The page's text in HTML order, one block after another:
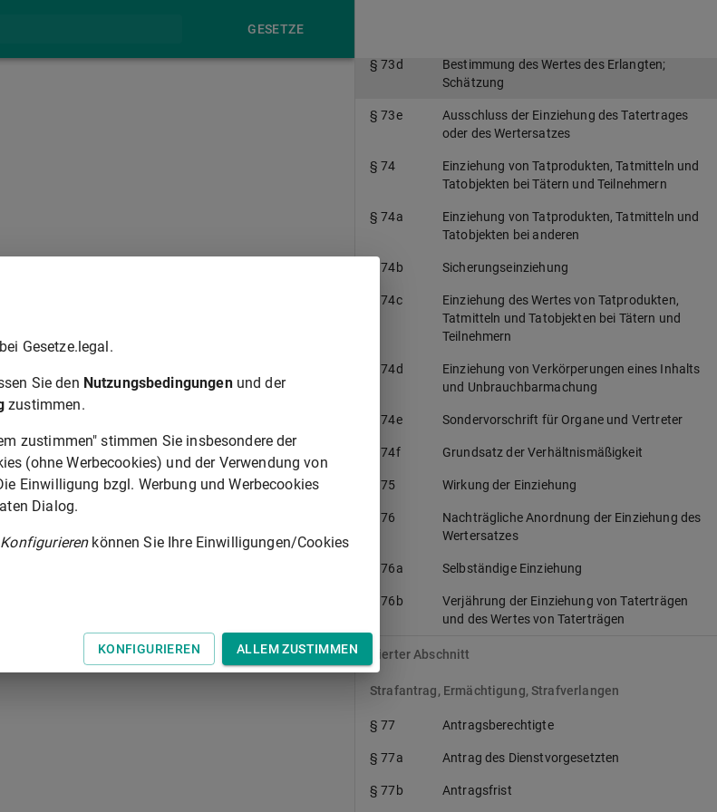
GESETZE
Täters, Teilnehmers oder des anderen
oder für ihre Vorbereitung aufgewendet oder
Verbindlichkeit gegenüber dem Verletzten
können geschätzt werden.
§ 73E
zwischen Normen.
§ 73d
Bestimmung des Wertes des Erlangten;
Schätzung
§ 73e
Ausschluss der Einziehung des Tatertrages
oder des Wertersatzes
§ 74
Einziehung von Tatprodukten, Tatmitteln und
Tatobjekten bei Tätern und Teilnehmern
§ 74a
Einziehung von Tatprodukten, Tatmitteln und
Tatobjekten bei anderen
§ 74b Sicherungseinziehung
§ 74c
Einziehung des Wertes von Tatprodukten,
Tatmitteln und Tatobjekten bei Tätern und
Teilnehmern
§ 74d
Einziehung von Verkörperungen eines Inhalts
und Unbrauchbarmachung
§ 74e Sondervorschrift für Organe und Vertreter
§ 74f Grundsatz der Verhältnismäßigkeit
§ 75 Wirkung der Einziehung
§ 76
Nachträgliche Anordnung der Einziehung des
Wertersatzes
§ 76a Selbständige Einziehung
§ 76b
Verjährung der Einziehung von Taterträgen
und des Wertes von Taterträgen
Vierter Abschnitt
Strafantrag, Ermächtigung, Strafverlangen
§ 77 Antragsberechtigte
§ 77a Antrag des Dienstvorgesetzten
§ 77b Antragsfrist
Gesetze.legal.
Sie den Nutzungsbedingungenund der
zustimmen.
zustimmen" stimmen Sie insbesondere der
(ohne Werbecookies) und der Verwendung von
Einwilligung bzgl. Werbung und Werbecookies
Dialog.
Konfigurierenkönnen Sie Ihre Einwilligungen/Cookies
KONFIGURIEREN ALLEM ZUSTIMMEN